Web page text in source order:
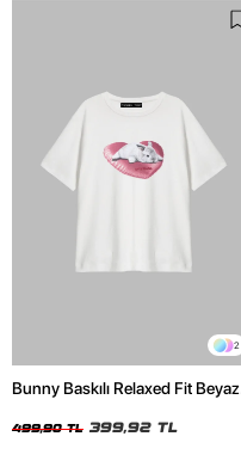
2
Bunny Baskılı Relaxed Fit Beyaz
499,90 TL 399,92 TL